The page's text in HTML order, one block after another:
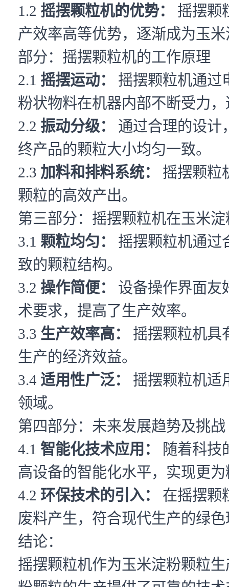
1.2 摇摆颗粒机的优势：
摇摆颗
产效率高等优势，逐渐成为玉
部分：摇摆颗粒机的工作原理
2.1 摇摆运动：
摇摆颗粒机通过
粉状物料在机器内部不断受力
2.2 振动分级：
通过合理的设计
终产品的颗粒大小均匀一致。
2.3 加料和排料系统：
摇摆颗粒
颗粒的高效产出。
第三部分：摇摆颗粒机在玉米
3.1 颗粒均匀：
摇摆颗粒机通过
致的颗粒结构。
3.2 操作简便：
设备操作界面友
术要求，提高了生产效率。
3.3 生产效率高：
摇摆颗粒机具
生产的经济效益。
3.4 适用性广泛：
摇摆颗粒机适
领域。
第四部分：未来发展趋势及挑战
4.1 智能化技术应用：
随着科技
高设备的智能化水平，实现更
4.2 环保技术的引入：
在摇摆颗
废料产生，符合现代生产的绿
结论：
摇摆颗粒机作为玉米淀粉颗粒